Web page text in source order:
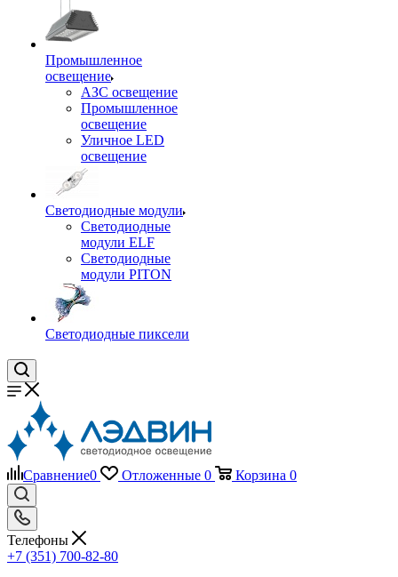
Промышленное
освещение
АЗС освещение
Промышленное
освещение
Уличное LED
освещение
Светодиодные модули
Светодиодные
модули ELF
Светодиодные
модули PITON
Светодиодные пиксели
Сравнение0 Отложенные 0 Корзина 0
Телефоны
+7 (351) 700-82-80